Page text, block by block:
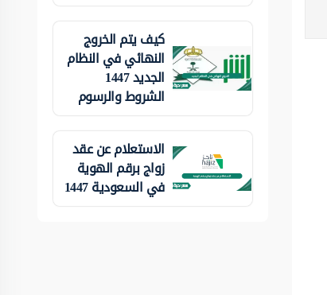
كيف يتم الخروج
النهائي في النظام
الجديد 1447
الشروط والرسوم
الاستعلام عن عقد
زواج برقم الهوية
في السعودية 1447